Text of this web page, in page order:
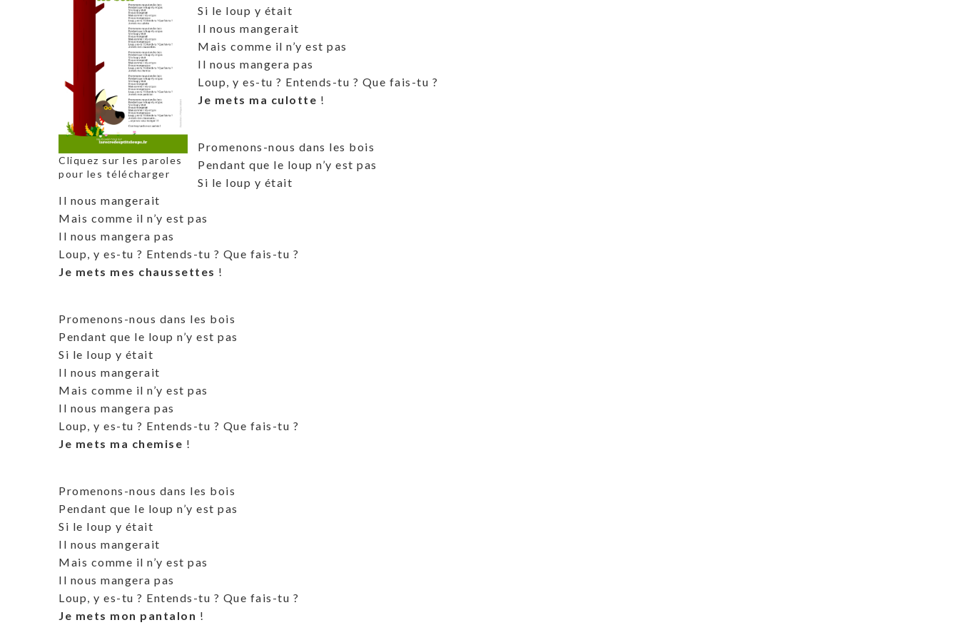
Cliquez sur les paroles
pour les télécharger
Si le loup y était
Il nous mangerait
Mais comme il n’y est pas
Il nous mangera pas
Loup, y es-tu ? Entends-tu ? Que fais-tu ?
Je mets ma culotte !
Promenons-nous dans les bois
Pendant que le loup n’y est pas
Si le loup y était
Il nous mangerait
Mais comme il n’y est pas
Il nous mangera pas
Loup, y es-tu ? Entends-tu ? Que fais-tu ?
Je mets mes chaussettes !
Promenons-nous dans les bois
Pendant que le loup n’y est pas
Si le loup y était
Il nous mangerait
Mais comme il n’y est pas
Il nous mangera pas
Loup, y es-tu ? Entends-tu ? Que fais-tu ?
Je mets ma chemise !
Promenons-nous dans les bois
Pendant que le loup n’y est pas
Si le loup y était
Il nous mangerait
Mais comme il n’y est pas
Il nous mangera pas
Loup, y es-tu ? Entends-tu ? Que fais-tu ?
Je mets mon pantalon !